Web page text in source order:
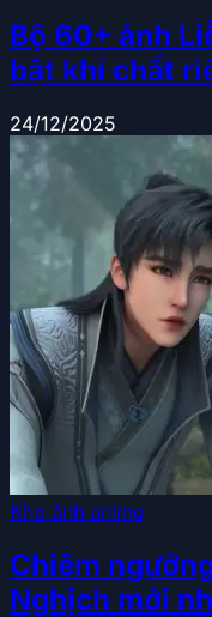
Bộ 60+ ảnh
bật khí chất
24/12/2025
Kho ảnh anime
Chiêm
Nghịch mới